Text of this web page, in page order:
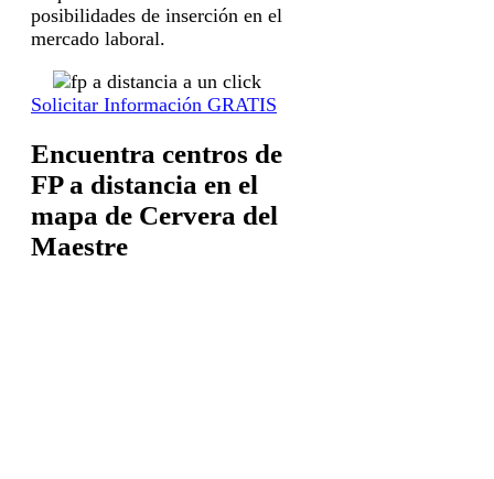
posibilidades de inserción en el
mercado laboral.
Solicitar Información GRATIS
Encuentra centros de
FP a distancia en el
mapa de Cervera del
Maestre